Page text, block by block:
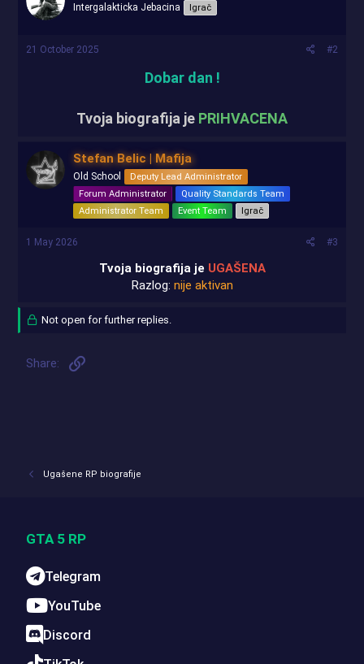
Intergalakticka Jebacina Igrač
21 October 2025 #2
Dobar dan !
Tvoja biografija je PRIHVACENA
Stefan Belic | Mafija
Old School
Deputy Lead Administrator
Forum Administrator
Quality Standards Team
Administrator Team
Event Team Igrač
1 May 2026 #3
Tvoja biografija je UGAŠENA
Razlog: nije aktivan
Not open for further replies.
Share:
Ugašene RP biografije
GTA 5 RP
Telegram
YouTube
Discord